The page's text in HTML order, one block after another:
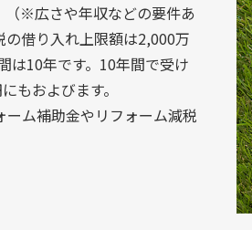
（※広さや年収などの要件あ
の借り入れ上限額は2,000万
は10年です。10年間で受け
もおよびます。
ム補助金やリフォーム減税